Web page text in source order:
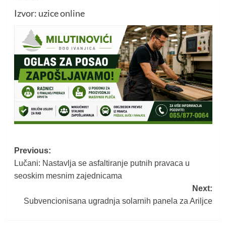
Izvor: uzice online
Post
navigation
Previous:
Lučani: Nastavlja se asfaltiranje putnih pravaca u
seoskim mesnim zajednicama
Next:
Subvencionisana ugradnja solarnih panela za Ariljce